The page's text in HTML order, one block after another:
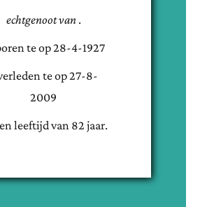
echtgenoot van .
teop28-4-1927
teop27-8-
2009
leeftijd van 82 jaar.